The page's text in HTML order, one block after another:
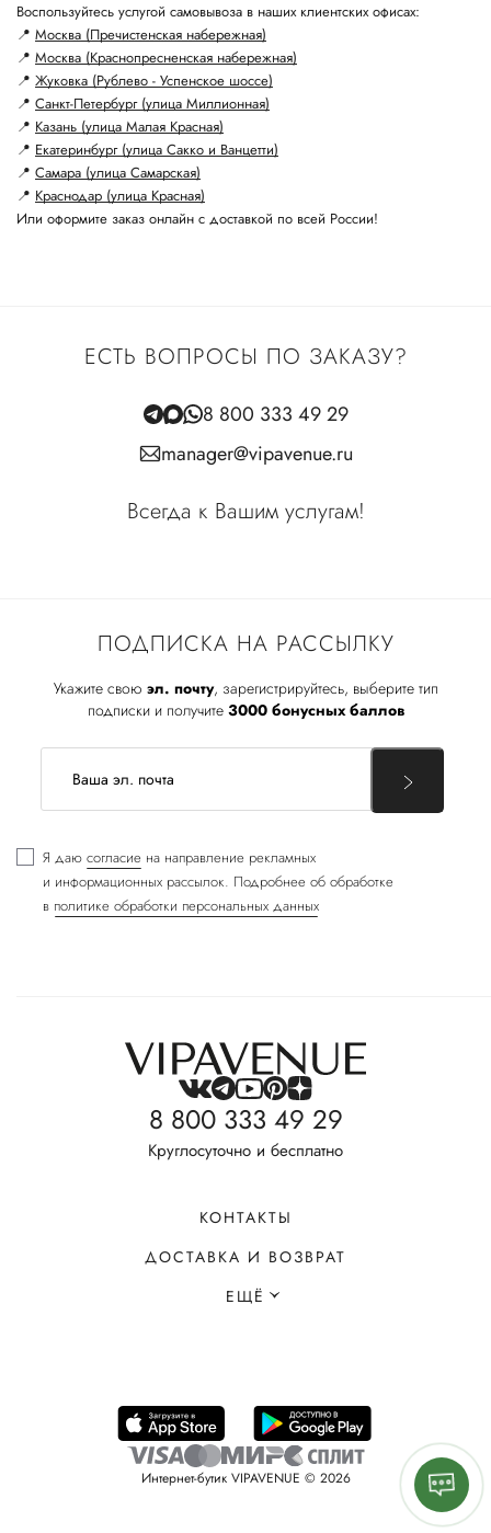
Воспользуйтесь услугой самовывоза в наших клиентских офисах:
📍 Москва (Пречистенская набережная)
📍 Москва (Краснопресненская набережная)
📍 Жуковка (Рублево - Успенское шоссе)
📍 Санкт-Петербург (улица Миллионная)
📍 Казань (улица Малая Красная)
📍 Екатеринбург (улица Сакко и Ванцетти)
📍 Самара (улица Самарская)
📍 Краснодар (улица Красная)
Или оформите заказ онлайн с доставкой по всей России!
ПОДПИСКА НА РАССЫЛКУ
Укажите свою эл. почту, зарегистрируйтесь, выберите тип
подписки и получите 3000 бонусных баллов
Я даю согласие на направление рекламных
и информационных рассылок. Подробнее об обработке
в политике обработки персональных данных
ЕСТЬ ВОПРОСЫ ПО ЗАКАЗУ?
8 800 333 49 29
manager@vipavenue.ru
Всегда к Вашим услугам!
8 800 333 49 29
Круглосуточно и бесплатно
КОНТАКТЫ
ДОСТАВКА И ВОЗВРАТ
ЕЩЁ
Интернет-бутик VIPAVENUE © 2026